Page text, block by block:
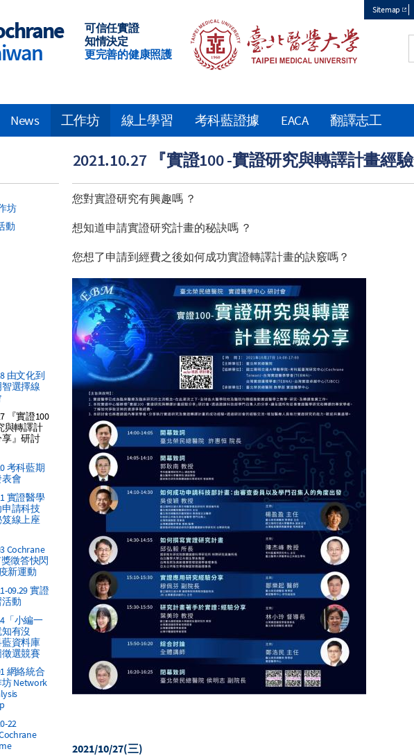
Sitemap
可信任實證
知情決定
更完善的健康照護
2021.10.27 『實證100 -實證研究與轉譯計畫經
您對實證研究有興趣嗎 ？
想知道申請實證研究計畫的秘訣嗎 ？
您想了申請到經費之後如何成功實證轉譯計畫的訣竅嗎？
2021/10/27(三)
坊
動
由文化到
選擇線
『實證100
與轉譯計
』研討
考科藍期
會
實證醫學
請科技
線上座
Cochrane
徵答快閃
新運動
09.29 實證
動
「小編一
有沒
資料庫
選競賽
網絡統合
Network
22
News 工作坊 線上學習 考科藍證據 EACA 翻譯志工